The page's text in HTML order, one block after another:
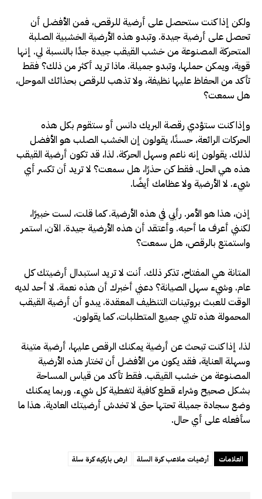
ولكن إذا كنت ستحصل على أرضية للرقص، فمن الأفضل أن
تحصل على أرضية جيدة. وتبدو هذه الأرضية الخشبية الصلبة
المتحركة المصنوعة من خشب القيقب جيدة جدًا بالنسبة لي. إنها
قوية، ويمكن حملها، وتبدو جميلة. ماذا تريد أكثر من ذلك؟ فقط
تأكد من الحفاظ عليها نظيفة، ولا تذهب للرقص بحذائك الموحل،
هل سمعت؟
وإذا كنت ستؤدي رقصة البريك دانس أو ستقوم بكل هذه
الحركات الرائعة، حسنًا، يقولون إن الخشب الصلب هو الأفضل
لذلك. يقولون إنه ناعم وسهل الحركة. لذا، قد تكون أرضية القيقب
هذه هي الحل. فقط كن حذرًا، هل سمعت؟ لا تريد أن تكسر أي
شيء. لا الأرضية ولا عظامك أيضًا.
إذن، هذا هو الأمر. رأيي في هذه الأرضية. كما قلت، لست خبيرًا،
لكنني أعرف ما أحبه. وأعتقد أن هذه الأرضية جيدة. الآن، استمر
واستمتع بالرقص، هل سمعت؟
المتانة هي المفتاح، تذكر ذلك. أنت لا تريد استبدال أرضيتك كل
عام. وشيء سهل الصيانة؟ دعني أخبرك أن هذه نعمة. لا أحد لديه
الوقت للعبث بروتينات التنظيف المعقدة. يبدو أن أرضية القيقب
المحمولة هذه تلبي جميع المتطلبات، كما يقولون.
لذا، إذا كنت تبحث عن أرضية يمكنك الرقص عليها، أرضية متينة
وسهلة العناية، فقد يكون من الأفضل أن تختار هذه الأرضية
المصنوعة من خشب القيقب. فقط تأكد من قياس المساحة
بشكل صحيح وشراء قطع كافية لتغطية كل شيء. وربما يمكنك
وضع سجادة جميلة تحتها حتى لا تخدش أرضيتك العادية. هذا ما
سأفعله على أي حال.
العلامات أرضيات ملاعب كرة السلة ارض باركيه كرة سلة